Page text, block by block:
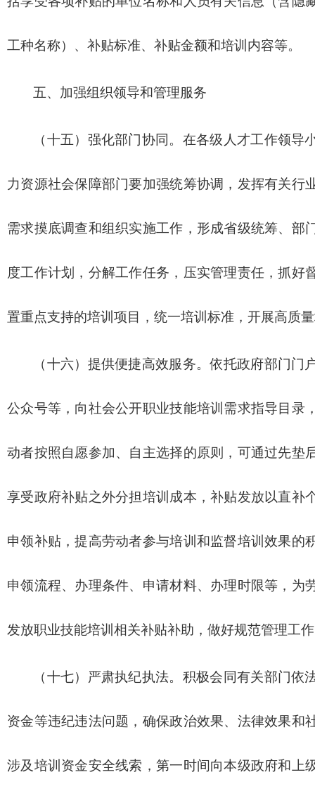
工种名称）、补贴标准、补贴金额和培训内容等。
五、加强组织领导和管理服务
（十五）强化部门协同。在各级人才工作领
力资源社会保障部门要加强统筹协调，发挥有关行
需求摸底调查和组织实施工作，形成省级统筹、部
度工作计划，分解工作任务，压实管理责任，抓好
置重点支持的培训项目，统一培训标准，开展高质
（十六）提供便捷高效服务。依托政府部门
公众号等，向社会公开职业技能培训需求指导目录
动者按照自愿参加、自主选择的原则，可通过先垫
享受政府补贴之外分担培训成本，补贴发放以直补
申领补贴，提高劳动者参与培训和监督培训效果的
申领流程、办理条件、申请材料、办理时限等，为
发放职业技能培训相关补贴补助，做好规范管理工
（十七）严肃执纪执法。积极会同有关部门
资金等违纪违法问题，确保政治效果、法律效果和
涉及培训资金安全线索，第一时间向本级政府和上